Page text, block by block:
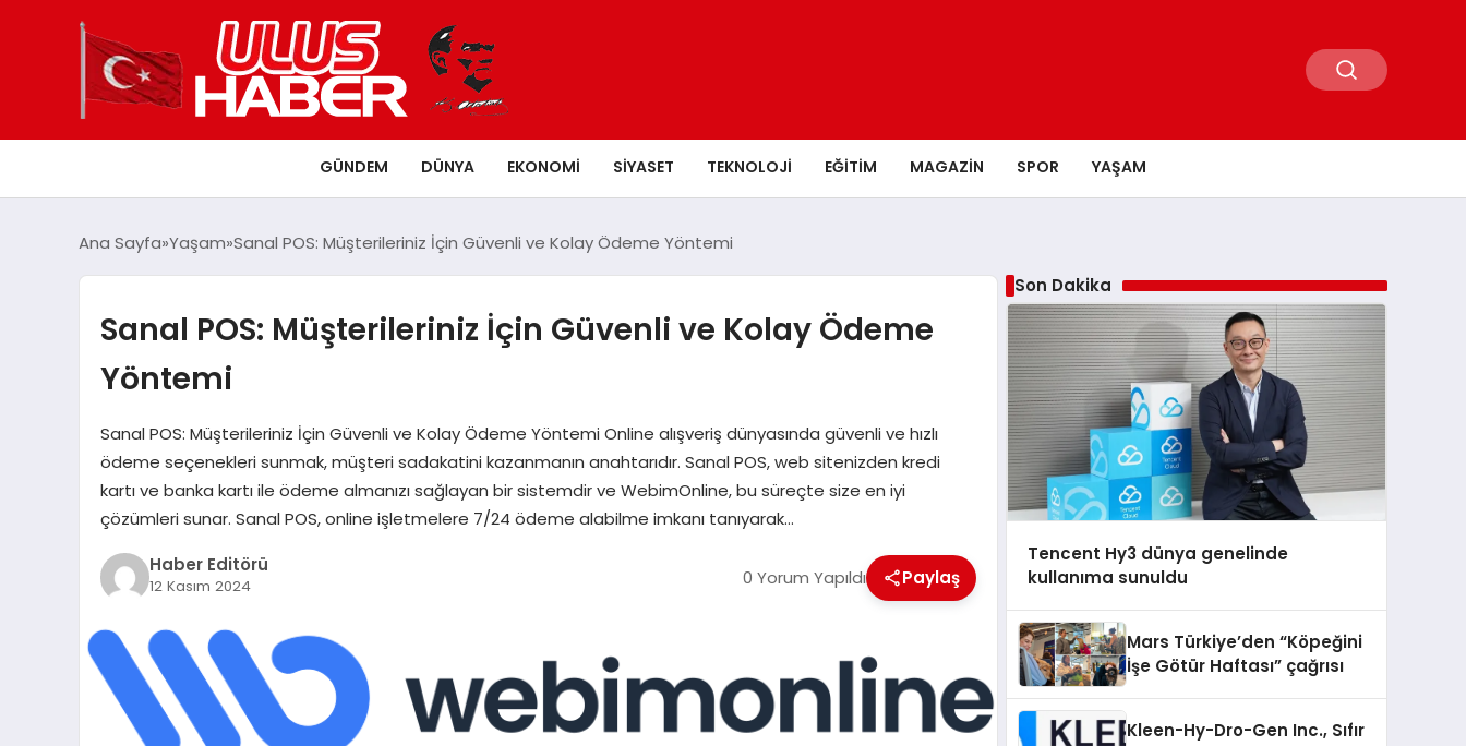
GÜNDEM DÜNYA EKONOMI SIYASET TEKNOLOJI EĞITIM MAGAZIN SPOR YAŞAM
Ana Sayfa Yaşam Sanal POS: Müşterileriniz İçin Güvenli ve Kolay Ödeme Yöntemi
Sanal POS: Müşterileriniz İçin Güvenli ve Kolay Ödeme
Yöntemi
Sanal POS: Müşterileriniz İçin Güvenli ve Kolay Ödeme Yöntemi Online alışveriş dünyasında güvenli ve hızlı
ödeme seçenekleri sunmak, müşteri sadakatini kazanmanın anahtarıdır. Sanal POS, web sitenizden kredi
kartı ve banka kartı ile ödeme almanızı sağlayan bir sistemdir ve WebimOnline, bu süreçte size en iyi
çözümleri sunar. Sanal POS, online işletmelere 7/24 ödeme alabilme imkanı tanıyarak…
Haber Editörü
12 Kasım 2024 0 Yorum Yapıldı Paylaş
Son Dakika
Tencent Hy3 dünya genelinde
kullanıma sunuldu
Mars Türkiye’den “Köpeğini
İşe Götür Haftası” çağrısı
Kleen-Hy-Dro-Gen Inc., Sıfır